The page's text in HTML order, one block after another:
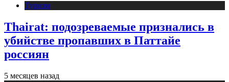
Туризм
Thairat: подозреваемые признались в
убийстве пропавших в Паттайе
россиян
5 месяцев назад